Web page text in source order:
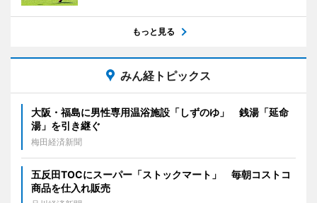
もっと見る
みん経トピックス
大阪・福島に男性専用温浴施設「しずのゆ」 銭湯「延命
湯」を引き継ぐ
梅田経済新聞
五反田TOCにスーパー「ストックマート」 毎朝コストコ
商品を仕入れ販売